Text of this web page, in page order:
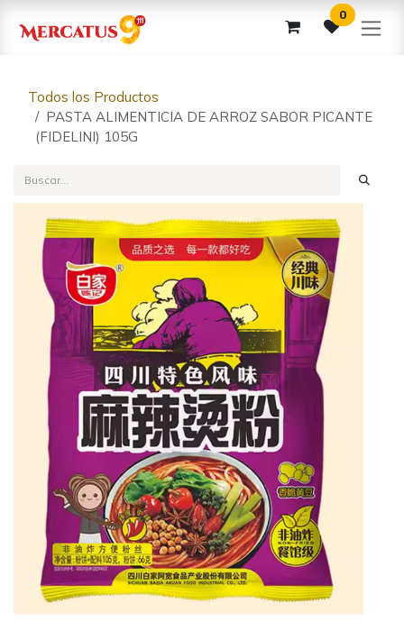
0
Todos los Productos
PASTA ALIMENTICIA DE ARROZ SABOR PICANTE
(FIDELINI) 105G